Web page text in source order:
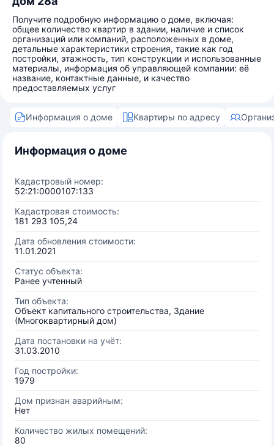
Получите подробную информацию о доме, включая:
общее количество квартир в здании, наличие и список
организаций или компаний, расположенных в доме,
детальные характеристики строения, такие как год
постройки, этажность, тип конструкции и использованные
материалы, информация об управляющей компании: её
название, контактные данные, и качество
предоставляемых услуг
Информация о доме Квартиры по адресу
Информация о доме
Кадастровый номер:
52:21:0000107:133
Кадастровая стоимость:
181 293 105,24
Дата обновления стоимости:
11.01.2021
Статус объекта:
Ранее учтенный
Тип объекта:
Объект капитального строительства, Здание
(Многоквартирный дом)
Дата постановки на учёт:
31.03.2010
Год постройки:
1979
Дом признан аварийным:
Нет
Количество жилых помещений:
80